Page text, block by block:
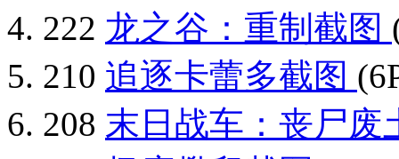
222 龙之谷：重制截图
210 追逐卡蕾多截图
208 末日战车：丧尸